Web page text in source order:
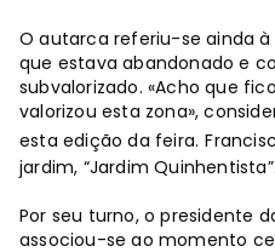
O autarca referiu-se ainda
que estava abandonado e
subvalorizado. «Acho que
valorizou esta zona»,
esta edição da feira.
jardim, “Jardim Quinhentista”.
Por seu turno, o presidente
associou-se ao momento